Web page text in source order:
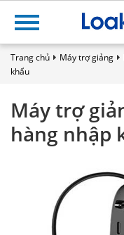
Trang chủ Máy trợ giảng
khẩu
Máy trợ
hàng nhập